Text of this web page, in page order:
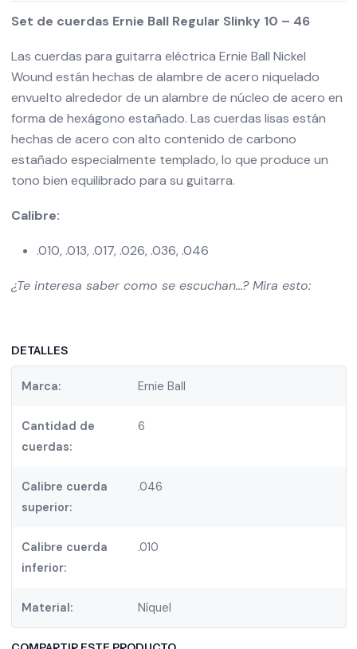
Set de cuerdas Ernie Ball Regular Slinky 10 – 46
Las cuerdas para guitarra eléctrica Ernie Ball Nickel
Wound están hechas de alambre de acero niquelado
envuelto alrededor de un alambre de núcleo de acero en
forma de hexágono estañado. Las cuerdas lisas están
hechas de acero con alto contenido de carbono
estañado especialmente templado, lo que produce un
tono bien equilibrado para su guitarra.
Calibre:
.010, .013, .017, .026, .036, .046
¿Te interesa saber como se escuchan…? Mira esto:
DETALLES
Marca: Ernie Ball
Cantidad de
cuerdas:
6
Calibre cuerda
superior:
.046
Calibre cuerda
inferior:
.010
Material: Níquel